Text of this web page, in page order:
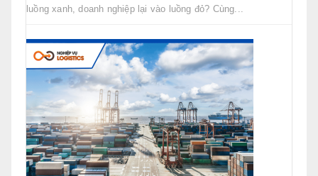
luồng xanh, doanh nghiệp lại vào luồng đỏ? Cùng...